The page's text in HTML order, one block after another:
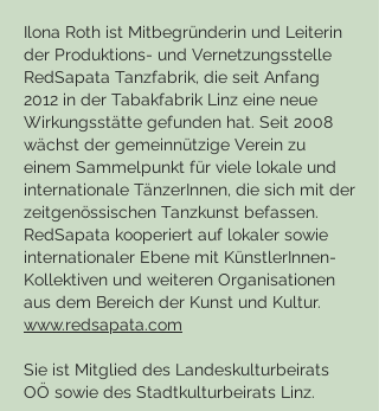
Ilona Roth ist Mitbegründerin und Leiterin
der Produktions- und Vernetzungsstelle
RedSapata Tanzfabrik, die seit Anfang
2012 in der Tabakfabrik Linz eine neue
Wirkungsstätte gefunden hat. Seit 2008
wächst der gemeinnützige Verein zu
einem Sammelpunkt für viele lokale und
internationale TänzerInnen, die sich mit der
zeitgenössischen Tanzkunst befassen.
RedSapata kooperiert auf lokaler sowie
internationaler Ebene mit KünstlerInnen-
Kollektiven und weiteren Organisationen
aus dem Bereich der Kunst und Kultur.
www.redsapata.com
Sie ist Mitglied des Landeskulturbeirats
OÖ sowie des Stadtkulturbeirats Linz.